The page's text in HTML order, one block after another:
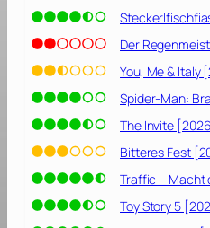
d
e
n
r
s
t
e
n
B
l
Der
You, Me & Italy
Spider-Man:
The Invite
Bitteres Fest
Traffic – Macht
Toy Story 5